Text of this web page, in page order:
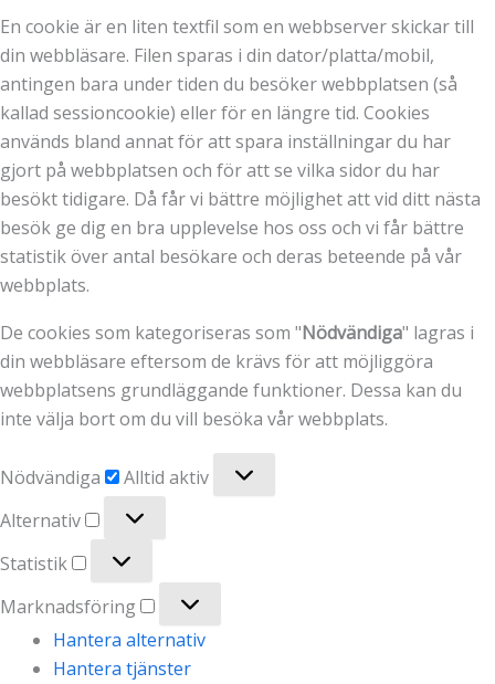
En cookie är en liten textfil som en webbserver skickar till
din webbläsare. Filen sparas i din dator/platta/mobil,
antingen bara under tiden du besöker webbplatsen (så
kallad sessioncookie) eller för en längre tid. Cookies
används bland annat för att spara inställningar du har
gjort på webbplatsen och för att se vilka sidor du har
besökt tidigare. Då får vi bättre möjlighet att vid ditt nästa
besök ge dig en bra upplevelse hos oss och vi får bättre
statistik över antal besökare och deras beteende på vår
webbplats.
De cookies som kategoriseras som "Nödvändiga" lagras i
din webbläsare eftersom de krävs för att möjliggöra
webbplatsens grundläggande funktioner. Dessa kan du
inte välja bort om du vill besöka vår webbplats.
Nödvändiga
Alltid aktiv
Alternativ
Statistik
Marknadsföring
Hantera alternativ
Hantera tjänster